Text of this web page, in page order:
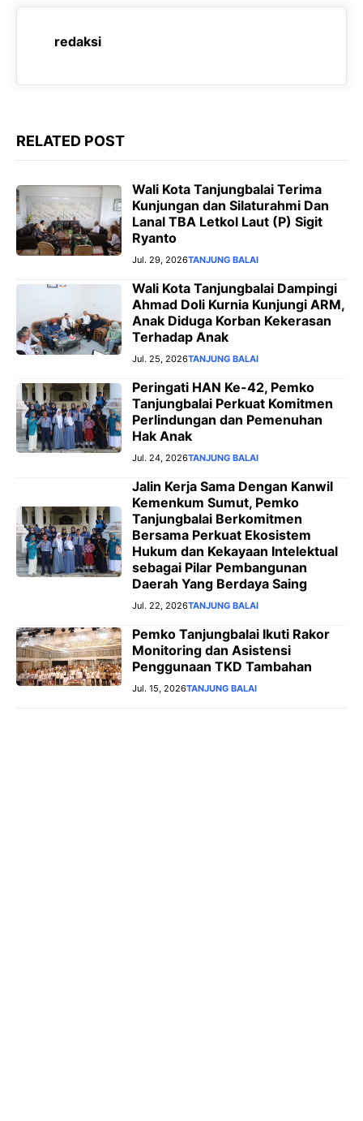
o A
p
r
a
n
r
redaksi
RELATED POST
Wali Kota Tanjungbalai Terima
Kunjungan dan Silaturahmi Dan
Lanal TBA Letkol Laut (P) Sigit
Ryanto
Jul. 29, 2026TANJUNG BALAI
Wali Kota Tanjungbalai Dampingi
Ahmad Doli Kurnia Kunjungi ARM,
Anak Diduga Korban Kekerasan
Terhadap Anak
Jul. 25, 2026TANJUNG BALAI
Peringati HAN Ke-42, Pemko
Tanjungbalai Perkuat Komitmen
Perlindungan dan Pemenuhan
Hak Anak
Jul. 24, 2026TANJUNG BALAI
Jalin Kerja Sama Dengan Kanwil
Kemenkum Sumut, Pemko
Tanjungbalai Berkomitmen
Bersama Perkuat Ekosistem
Hukum dan Kekayaan Intelektual
sebagai Pilar Pembangunan
Daerah Yang Berdaya Saing
Jul. 22, 2026TANJUNG BALAI
Pemko Tanjungbalai Ikuti Rakor
Monitoring dan Asistensi
Penggunaan TKD Tambahan
Jul. 15, 2026TANJUNG BALAI